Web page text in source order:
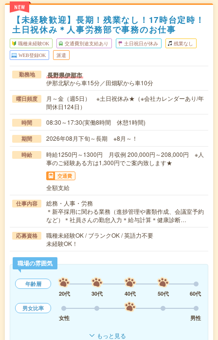
NEW
【未経験歓迎】長期！残業なし！17時台定時！
土日祝休み＊人事労務部で事務のお仕事
職種未経験OK 交通費別途支給あり 土日祝日が休み 残業なし
WEB登録OK 派遣
勤務地 長野県伊那市
伊那北駅から車15分／田畑駅から車10分
曜日頻度
月～金（週5日） ※土日祝休み★（※会社カレンダーあり/年
間休日124日）
時間 08:30～17:30(実働8時間 休憩1時間)
期間 2026年08月下旬～長期 ※8月～！
時給
時給1250円～1300円 月収例 200,000円～208,000円 ※人
事のご経験ある方は1,300円でご案内致します★
交通費
全額支給
仕事内容
総務・人事・労務
＊新卒採用に関わる業務（進捗管理や書類作成、会議室予約
など）＊社員さんの勤怠入力＊給与計算＊健康診断…
応募資格
職種未経験OK / ブランクOK / 英語力不要
未経験OK！
職場の雰囲気
年齢層
20代
30代 40代 50代
60代
男女比率
女性
男性
もっと見る